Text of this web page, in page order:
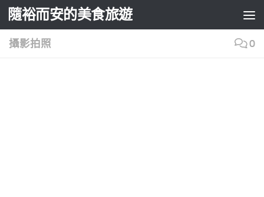
Skip to content
隨裕而安的美食旅遊
攝影拍照 0